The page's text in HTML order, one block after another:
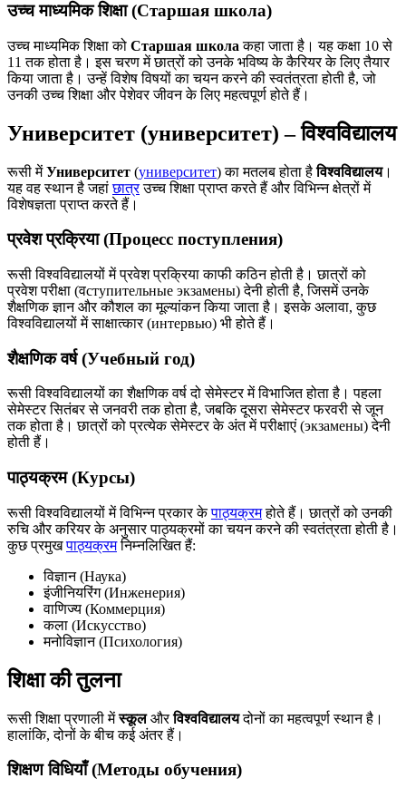
उच्च माध्यमिक शिक्षा (Старшая школа)
उच्च माध्यमिक शिक्षा को Старшая школа कहा जाता है। यह कक्षा 10 से
11 तक होता है। इस चरण में छात्रों को उनके भविष्य के कैरियर के लिए तैयार
किया जाता है। उन्हें विशेष विषयों का चयन करने की स्वतंत्रता होती है, जो
उनकी उच्च शिक्षा और पेशेवर जीवन के लिए महत्वपूर्ण होते हैं।
Университет (университет) – विश्वविद्यालय
रूसी मेंУниверситет (университет) का मतलब होता हैविश्वविद्यालय।
यह वह स्थान है जहांछात्रउच्च शिक्षा प्राप्त करते हैं और विभिन्न क्षेत्रों में
विशेषज्ञता प्राप्त करते हैं।
प्रवेश प्रक्रिया (Процесс поступления)
रूसी विश्वविद्यालयों में प्रवेश प्रक्रिया काफी कठिन होती है। छात्रों को
प्रवेश परीक्षा (वступительные экзамены) देनी होती है, जिसमें उनके
शैक्षणिक ज्ञान और कौशल का मूल्यांकन किया जाता है। इसके अलावा, कुछ
विश्वविद्यालयों में साक्षात्कार (интервью) भी होते हैं।
शैक्षणिक वर्ष (Учебный год)
रूसी विश्वविद्यालयों का शैक्षणिक वर्ष दो सेमेस्टर में विभाजित होता है। पहला
सेमेस्टर सितंबर से जनवरी तक होता है, जबकि दूसरा सेमेस्टर फरवरी से जून
तक होता है। छात्रों को प्रत्येक सेमेस्टर के अंत में परीक्षाएं (экзамены) देनी
होती हैं।
पाठ्यक्रम (Курсы)
रूसी विश्वविद्यालयों में विभिन्न प्रकार केपाठ्यक्रमहोते हैं। छात्रों को उनकी
रुचि और करियर के अनुसार पाठ्यक्रमों का चयन करने की स्वतंत्रता होती है।
कुछ प्रमुखपाठ्यक्रमनिम्नलिखित हैं:
विज्ञान (Наука)
इंजीनियरिंग (Инженерия)
वाणिज्य (Коммерция)
कला (Искусство)
मनोविज्ञान (Психология)
शिक्षा की तुलना
रूसी शिक्षा प्रणाली मेंस्कूलऔरविश्वविद्यालयदोनों का महत्वपूर्ण स्थान है।
हालांकि, दोनों के बीच कई अंतर हैं।
शिक्षण विधियाँ (Методы обучения)